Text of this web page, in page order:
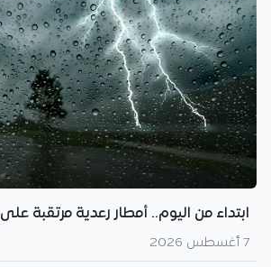
ابتداء من اليوم.. أمطار رعدية مرتقبة على 33 ولاية
7 أغسطس 2026